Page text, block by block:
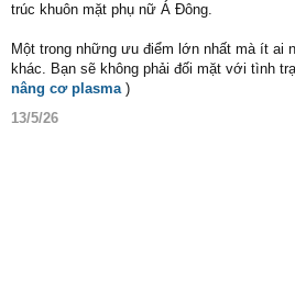
trúc khuôn mặt phụ nữ Á Đông.
Một trong những ưu điểm lớn nhất mà ít ai
khác. Bạn sẽ không phải đối mặt với tình
nâng cơ plasma)
13/5/26